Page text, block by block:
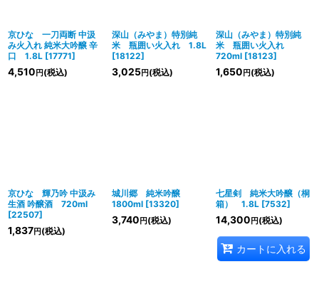
京ひな 一刀両断 中汲
み火入れ 純米大吟醸 辛
口 1.8L [17771]
4,510 円 (税込)
深山（みやま）特別純
米 瓶囲い火入れ 1.8L
[18122]
3,025円(税込)
深山（みやま）特別純
米 瓶囲い火入れ
720ml [18123]
1,650 円(税込)
京ひな 輝乃吟 中汲み
生酒 吟醸酒 720ml
[22507]
1,837円 (税込)
城川郷 純米吟醸
1800ml [13320]
3,740 円(税込)
七星剣 純米大吟醸（桐
箱） 1.8L [7532]
14,300 円(税込)
カートに入れる